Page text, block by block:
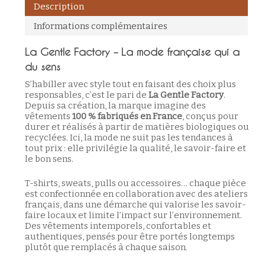
Description
Informations complémentaires
La Gentle Factory – La mode française qui a
du sens
S’habiller avec style tout en faisant des choix plus
responsables, c’est le pari de La Gentle Factory.
Depuis sa création, la marque imagine des
vêtements 100 % fabriqués en France, conçus pour
durer et réalisés à partir de matières biologiques ou
recyclées. Ici, la mode ne suit pas les tendances à
tout prix : elle privilégie la qualité, le savoir-faire et
le bon sens.
T-shirts, sweats, pulls ou accessoires… chaque pièce
est confectionnée en collaboration avec des ateliers
français, dans une démarche qui valorise les savoir-
faire locaux et limite l’impact sur l’environnement.
Des vêtements intemporels, confortables et
authentiques, pensés pour être portés longtemps
plutôt que remplacés à chaque saison.